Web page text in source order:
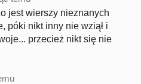
jest wierszy nieznanych
póki nikt inny nie wziął i
przecież nikt się nie